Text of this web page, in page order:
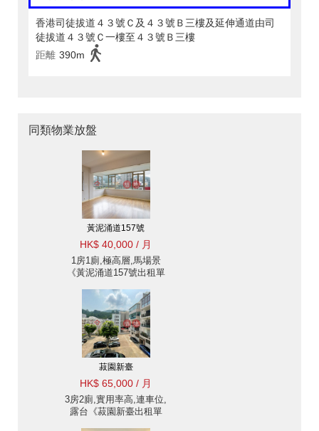
香港司徒拔道４３號Ｃ及４３號Ｂ三樓及延伸通道由司
徒拔道４３號Ｃ一樓至４３號Ｂ三樓
距離 390m
同類物業放盤
黃泥涌道157號
HK$ 40,000 / 月
1房1廁,極高層,馬場景
《黃泥涌道157號出租單
菽園新臺
HK$ 65,000 / 月
3房2廁,實用率高,連車位,
露台《菽園新臺出租單